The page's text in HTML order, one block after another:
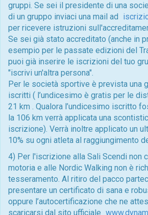
gruppi. Se sei il presidente di una
di un gruppo inviaci una mail ad
per ricevere istruzioni
Se sei già stato accreditato (anche in
esempio per le passate edizioni del
puoi già inserire le iscrizioni del tuo
"iscrivi un'altra persona".
Per le società sportive è prevista una
iscritti ( l’undicesimo è gratis per le
21 km . Qualora l’undicesimo iscritto
la 106 km verrà applicata una
iscrizione). Verrà inoltre applicato un
10% su ogni atleta al raggiungimento
4) Per l'iscrizione alla Sali Scendi non
motoria e alle Nordic Walking non è
tesseramento. Al ritiro del pacco
presentare un certificato di sana e
oppure l’autocertificazione che ne
scaricarsi dal sito ufficiale